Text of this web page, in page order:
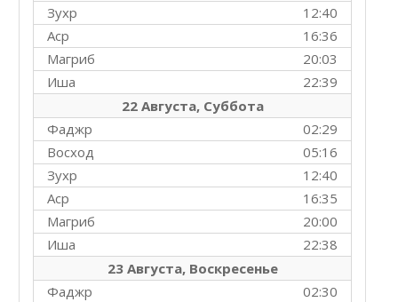
12:40
Зухр
16:36
Аср
20:03
Магриб
22:39
Иша
22 Августа, Суббота
02:29
Фаджр
05:16
Восход
12:40
Зухр
16:35
Аср
20:00
Магриб
22:38
Иша
23 Августа, Воскресенье
02:30
Фаджр